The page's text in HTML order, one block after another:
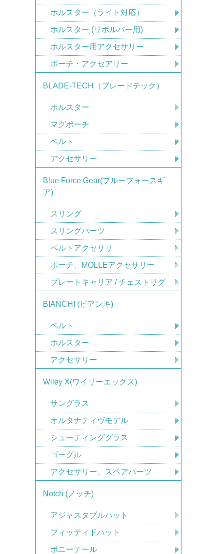
ホルスター（ライト対応）
ホルスター (リボルバー用)
ホルスター用アクセサリー
ポーチ・アクセアリー
BLADE-TECH（ブレードテック）
ホルスター
マグポーチ
ベルト
アクセサリー
Blue Force Gear(ブルーフォースギ
ア)
スリング
スリングパーツ
ベルトアクセサリ
ポーチ、MOLLEアクセサリー
プレートキャリア / チェストリグ
BIANCHI (ビアンキ)
ベルト
ホルスター
アクセサリー
Wiley X(ワイリーエックス)
サングラス
オルタナティヴモデル
シューティンググラス
ゴーグル
アクセサリー、スペアパーツ
Notch (ノッチ)
アジャスタブルハット
フィッティドハット
ポニーテール